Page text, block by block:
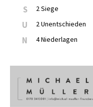
S 2 Siege
U 2 Unentschieden
N 4 Niederlagen